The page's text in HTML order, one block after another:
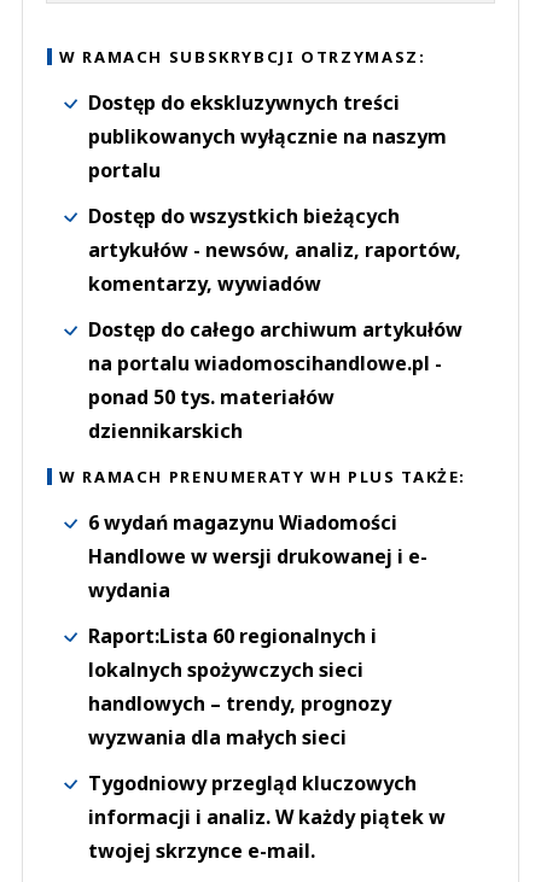
W RAMACH SUBSKRYBCJI OTRZYMASZ:
Dostęp do ekskluzywnych treści
publikowanych wyłącznie na naszym
portalu
Dostęp do wszystkich bieżących
artykułów - newsów, analiz, raportów,
komentarzy, wywiadów
Dostęp do całego archiwum artykułów
na portalu wiadomoscihandlowe.pl -
ponad 50 tys. materiałów
dziennikarskich
W RAMACH PRENUMERATY WH PLUS TAKŻE:
6 wydań magazynu Wiadomości
Handlowe w wersji drukowanej i e-
wydania
Raport:Lista 60 regionalnych i
lokalnych spożywczych sieci
handlowych – trendy, prognozy
wyzwania dla małych sieci
Tygodniowy przegląd kluczowych
informacji i analiz. W każdy piątek w
twojej skrzynce e-mail.